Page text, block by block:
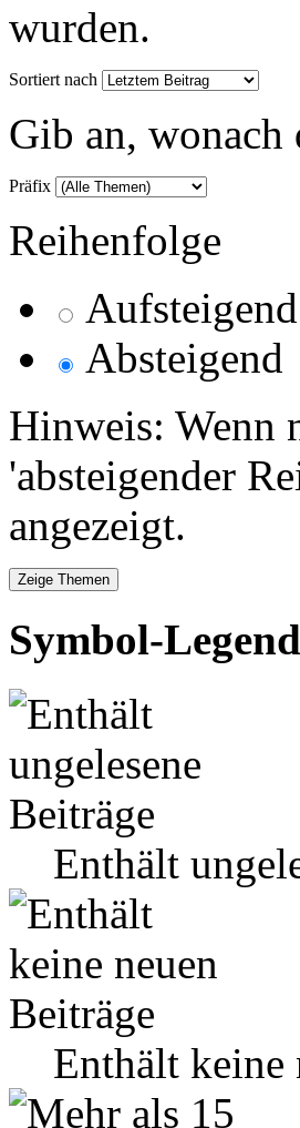
wurden.
Sortiert nach
Gib an, wonach
Präfix
Reihenfolge
Aufsteigend
Absteigend
Hinweis: Wenn
'absteigender
angezeigt.
Symbol-
Enthält
Enthält keine